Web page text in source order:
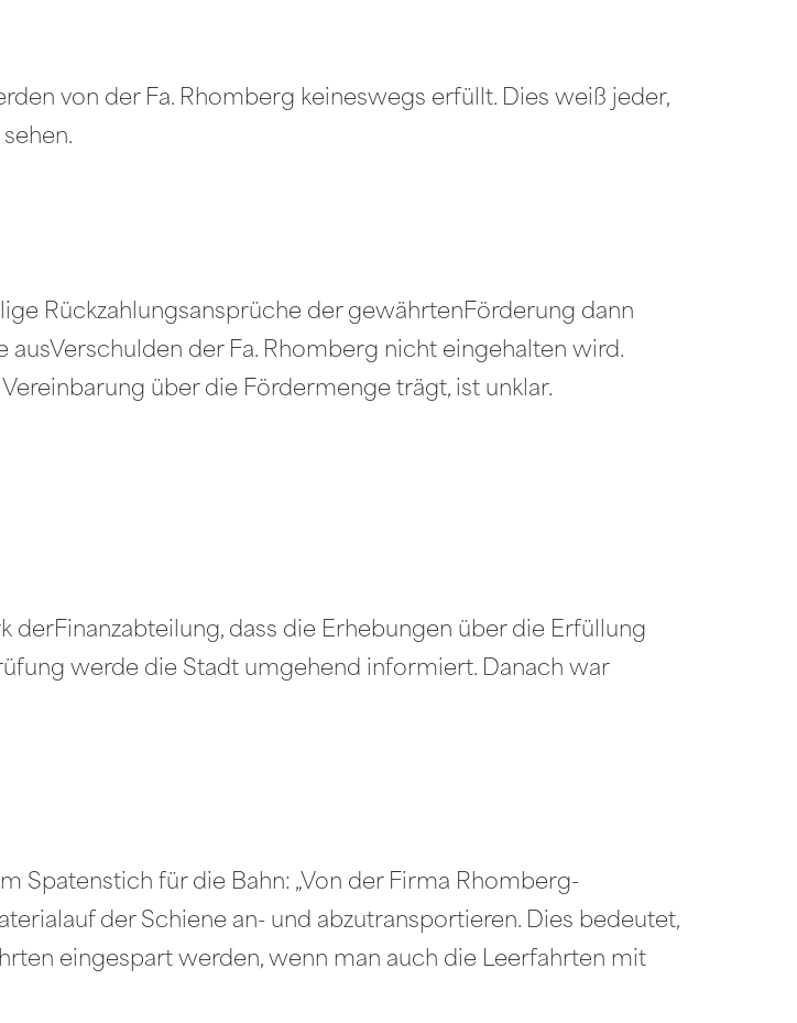
von der Fa. Rhomberg keineswegs erfüllt. Dies weiß jeder,
Rückzahlungsansprüche der gewährtenFörderung dann
der Fa. Rhomberg nicht eingehalten wird.
über die Fördermenge trägt, ist unklar.
dass die Erhebungen über die Erfüllung
werde die Stadt umgehend informiert. Danach war
Spatenstich für die Bahn: „Von der Firma Rhomberg-
der Schiene an- und abzutransportieren. Dies bedeutet,
eingespart werden, wenn man auch die Leerfahrten mit